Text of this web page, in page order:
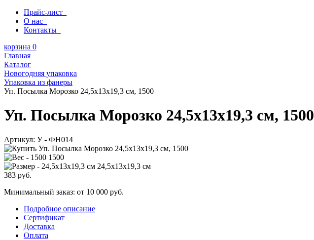
Прайс-лист
О нас
Контакты
корзина 0
Главная
Каталог
Новогодняя упаковка
Упаковка из фанеры
Уп. Посылка Морозко 24,5х13х19,3 см, 1500
Уп. Посылка Морозко 24,5х13х19,3 см, 1500
Артикул: У - ФН014
1500
24,5х13х19,3 см
383 руб.
Минимальный заказ: от 10 000 руб.
Подробное описание
Сертификат
Доставка
Оплата